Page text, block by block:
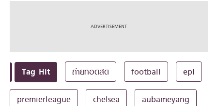
Tag Hit ถ่ายทอดสด football epl
premierleague chelsea aubameyang